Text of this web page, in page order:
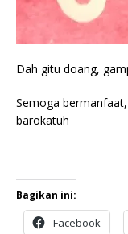
Dah gitu doang,
Semoga
barokatuh
Bagikan ini:
Facebook